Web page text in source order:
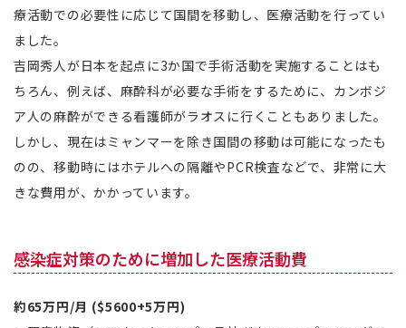
療活動での必要性に応じて国間を移動し、医療活動を行ってい
ました。
吉岡秀人が日本を起点に3か国で手術活動を実施することはも
ちろん、例えば、麻酔科が必要な手術をするために、カンボジ
ア人の麻酔ができる看護師がラオスに行くこともありました。
しかし、現在はミャンマーを除き国間の移動は可能になったも
のの、移動時にはホテルへの隔離やPCR検査などで、非常に大
きな費用が、かかっています。
感染症対策のために増加した医療活動費
約65万円/月 ($5600+5万円)